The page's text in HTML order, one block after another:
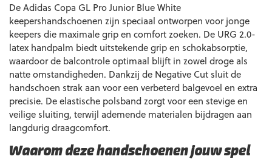
De Adidas Copa GL Pro Junior Blue White
keepershandschoenen zijn speciaal ontworpen voor jonge
keepers die maximale grip en comfort zoeken. De URG 2.0-
latex handpalm biedt uitstekende grip en schokabsorptie,
waardoor de balcontrole optimaal blijft in zowel droge als
natte omstandigheden. Dankzij de Negative Cut sluit de
handschoen strak aan voor een verbeterd balgevoel en extra
precisie. De elastische polsband zorgt voor een stevige en
veilige sluiting, terwijl ademende materialen bijdragen aan
langdurig draagcomfort.
Waarom deze handschoenen jouw spel